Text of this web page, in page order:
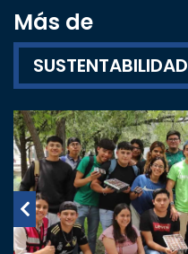
Más de
SUSTENTABILIDAD